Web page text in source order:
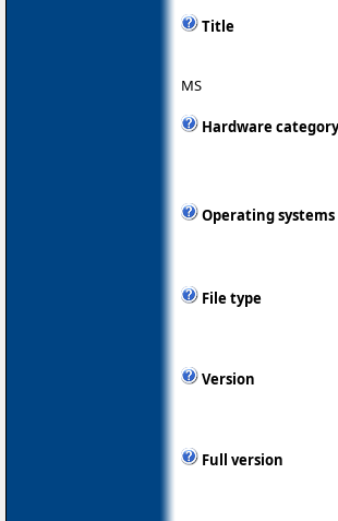
Title
MS
Hardware category
Operating systems
File type
Version
Full version